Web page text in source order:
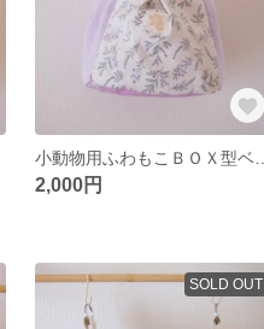
小動物用ふわもこＢＯＸ型ベッドポーチ
2,000円
SOLD OUT